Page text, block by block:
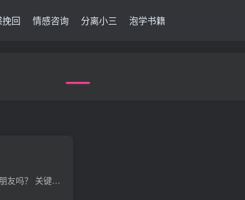
回 情感咨询 分离小三 泡学书籍
山东谛克情感咨询靠谱吗？能挽回女朋友吗？ 关键是你想不想挽回，结合老师的专业意见，我觉得应该没问题 山东携手心理咨询公司情感挽回真的靠谱吗？ 还是非常靠谱非常有实力的公司的，我是今年...